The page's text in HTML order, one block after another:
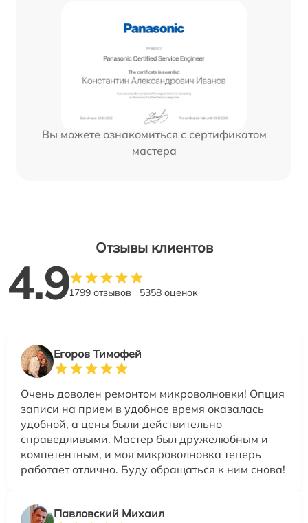
Вы можете ознакомиться с сертификатом
мастера
Отзывы клиентов
4.91799 отзывов 5358 оценок
Егоров Тимофей
Очень доволен ремонтом микроволновки! Опция
записи на прием в удобное время оказалась
удобной, а цены были действительно
справедливыми. Мастер был дружелюбным и
компетентным, и моя микроволновка теперь
работает отлично. Буду обращаться к ним снова!
Павловский Михаил